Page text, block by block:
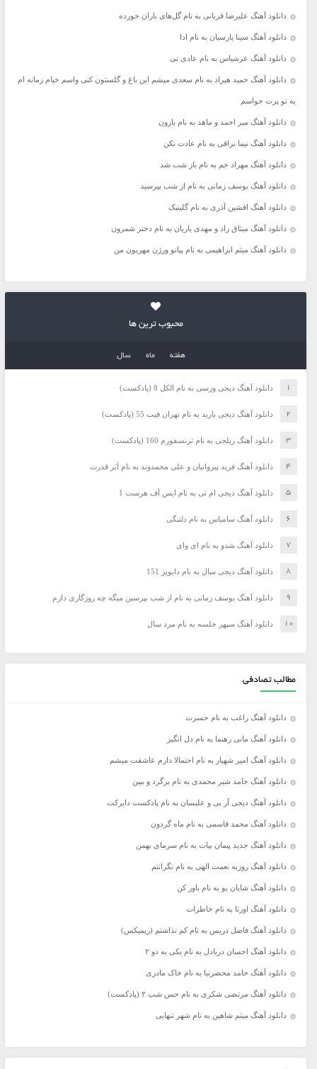
دانلود آهنگ علیرضا قربانی به نام گل‌های باران خورده
دانلود آهنگ سینا پارسیان به نام ادا
دانلود آهنگ عرشیاس به نام عادی نی
دانلود آهنگ حمید هیراد به نام سعدی میشم این باغ و گلستون کنی واسم خیام زمانه ام
به تو پرت حواسم
دانلود آهنگ میر احمد و ماهد به نام بارون
دانلود آهنگ نیما نراقی به نام عادت نکن
دانلود آهنگ مهراد جم به نام باز شب شد
دانلود آهنگ یوسف زمانی به نام از شب بپرسید
دانلود آهنگ افشین آذری به نام گلینیک
دانلود آهنگ میثاق راد و مهدی یاریان به نام دختر شمرون
دانلود آهنگ میثم ابراهیمی به نام پیانو ورژن مهربون من
محبوب ترین ها
هفته ماه سال
دانلود آهنگ دیجی ورسی به نام الکل 8 (پادکست)
دانلود آهنگ دیجی باربد به نام تهران فیت 55 (پادکست)
دانلود آهنگ ریلجی به نام ترنسفورم 160 (پادکست)
دانلود آهنگ فرید پیروانیان و علی محمدوند به نام اَبَر قدرت
دانلود آهنگ دیجی ام تی به نام ایس آف هرست 1
دانلود آهنگ سامیاس به نام دلتنگی
دانلود آهنگ شدو به نام ای وای
دانلود آهنگ دیجی سال به نام دابویز 151
دانلود آهنگ یوسف زمانی به نام از شب بپرسین میگه چه روزگاری دارم
دانلود آهنگ سپهر خلسه به نام مرد سال
مطالب تصادفی
دانلود آهنگ راغب به نام حسرت
دانلود آهنگ مانی رهنما به نام دل انگیز
دانلود آهنگ امیر شهیار به نام احتمالا دارم عاشقت میشم
دانلود آهنگ حامد شیر محمدی به نام برگرد و ببین
دانلود آهنگ دیجی آر بی و علیسان به نام پادکست دایرکت
دانلود آهنگ محمد قاسمی به نام ماه گردون
دانلود آهنگ جدید پیمان بیات به نام سرمای بهمن
دانلود آهنگ روزبه نعمت الهی به نام نگرانتم
دانلود آهنگ شایان یو به نام باور کن
دانلود آهنگ اورتا به نام خاطرات
دانلود آهنگ فاضل دریس به نام کم نذاشتم (ریمیکس)
دانلود آهنگ احسان دریادل به نام یکی به دو ۲
دانلود آهنگ حامد محضرنیا به نام خاک مادری
دانلود آهنگ مرتضی شکری به نام حس شب ۲ (پادکست)
دانلود آهنگ میثم شاهین به نام شهر تنهایی